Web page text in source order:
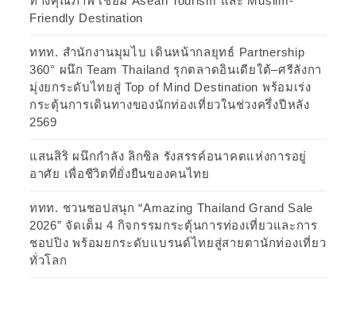
Friendly Destination
ททท. สำนักงานมุมไบ เดินหน้ากลยุทธ์ Partnership
360° ผนึก Team Thailand รุกตลาดอินเดียใต้–ศรีลังกา
มุ่งยกระดับไทยสู่ Top of Mind Destination พร้อมเร่ง
กระตุ้นการเดินทางของนักท่องเที่ยวในช่วงครึ่งปีหลัง
2569
แสนสิริ ผนึกกำลัง ลิกซิล รังสรรค์อนาคตแห่งการอยู่
อาศัย เพื่อชีวิตที่ยั่งยืนของคนไทย
ททท. ชวนชอปสนุก “Amazing Thailand Grand Sale
2026” จัดเต็ม 4 กิจกรรมกระตุ้นการท่องเที่ยวและการ
ชอปปิง พร้อมยกระดับแบรนด์ไทยสู่สายตานักท่องเที่ยว
ทั่วโลก